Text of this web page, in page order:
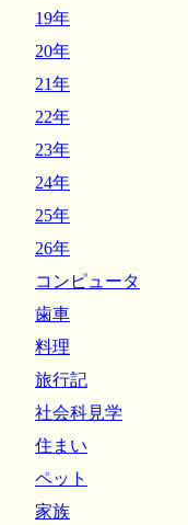
19年
20年
21年
22年
23年
24年
25年
26年
コンピュータ
歯車
料理
旅行記
社会科見学
住まい
ペット
家族